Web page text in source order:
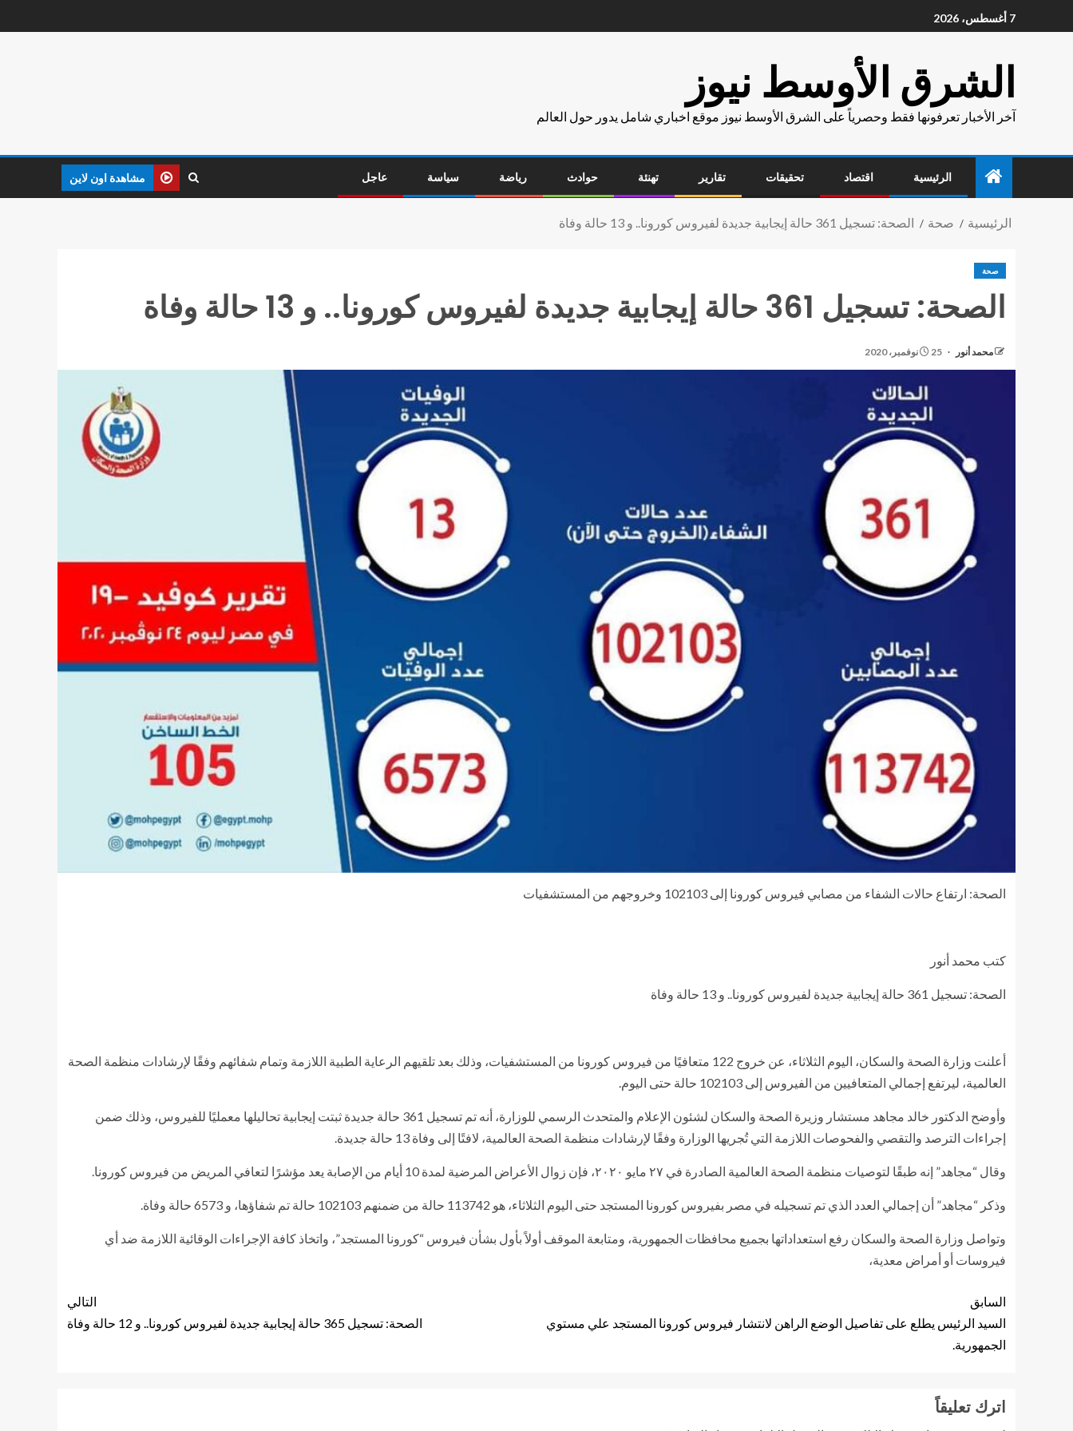
7 أغسطس، 2026
الشرق الأوسط نيوز
آخر الأخبار تعرفونها فقط وحصرياً على الشرق الأوسط نيوز موقع اخباري شامل يدور حول العالم
الرئيسية اقتصاد تحقيقات تقارير تهنئة حوادث رياضة سياسة عاجل مشاهدة اون لاين
الرئيسية صحة الصحة: تسجيل 361 حالة إيجابية جديدة لفيروس كورونا.. و 13 حالة وفاة
صحة
الصحة: تسجيل 361 حالة إيجابية جديدة لفيروس كورونا.. و 13 حالة وفاة
محمد أنور 25 نوفمبر، 2020
الصحة: ارتفاع حالات الشفاء من مصابي فيروس كورونا إلى 102103 وخروجهم من المستشفيات
كتب محمد أنور
الصحة: تسجيل 361 حالة إيجابية جديدة لفيروس كورونا.. و 13 حالة وفاة
أعلنت وزارة الصحة والسكان، اليوم الثلاثاء، عن خروج 122 متعافيًا من فيروس كورونا من المستشفيات، وذلك بعد تلقيهم الرعاية الطبية اللازمة وتمام شفائهم وفقًا لإرشادات منظمة الصحة
العالمية، ليرتفع إجمالي المتعافيين من الفيروس إلى 102103 حالة حتى اليوم.
وأوضح الدكتور خالد مجاهد مستشار وزيرة الصحة والسكان لشئون الإعلام والمتحدث الرسمي للوزارة، أنه تم تسجيل 361 حالة جديدة ثبتت إيجابية تحاليلها معمليًا للفيروس، وذلك ضمن
إجراءات الترصد والتقصي والفحوصات اللازمة التي تُجريها الوزارة وفقًا لإرشادات منظمة الصحة العالمية، لافتًا إلى وفاة 13 حالة جديدة.
وقال “مجاهد” إنه طبقًا لتوصيات منظمة الصحة العالمية الصادرة في ٢٧ مايو ٢٠٢٠، فإن زوال الأعراض المرضية لمدة 10 أيام من الإصابة يعد مؤشرًا لتعافي المريض من فيروس كورونا.
وذكر “مجاهد” أن إجمالي العدد الذي تم تسجيله في مصر بفيروس كورونا المستجد حتى اليوم الثلاثاء، هو 113742 حالة من ضمنهم 102103 حالة تم شفاؤها، و 6573 حالة وفاة.
وتواصل وزارة الصحة والسكان رفع استعداداتها بجميع محافظات الجمهورية، ومتابعة الموقف أولاً بأول بشأن فيروس “كورونا المستجد”، واتخاذ كافة الإجراءات الوقائية اللازمة ضد أي
فيروسات أو أمراض معدية،
السابق
السيد الرئيس يطلع على تفاصيل الوضع الراهن لانتشار فيروس كورونا المستجد علي مستوي
الجمهورية.
التالي
الصحة: تسجيل 365 حالة إيجابية جديدة لفيروس كورونا.. و 12 حالة وفاة
اترك تعليقاً